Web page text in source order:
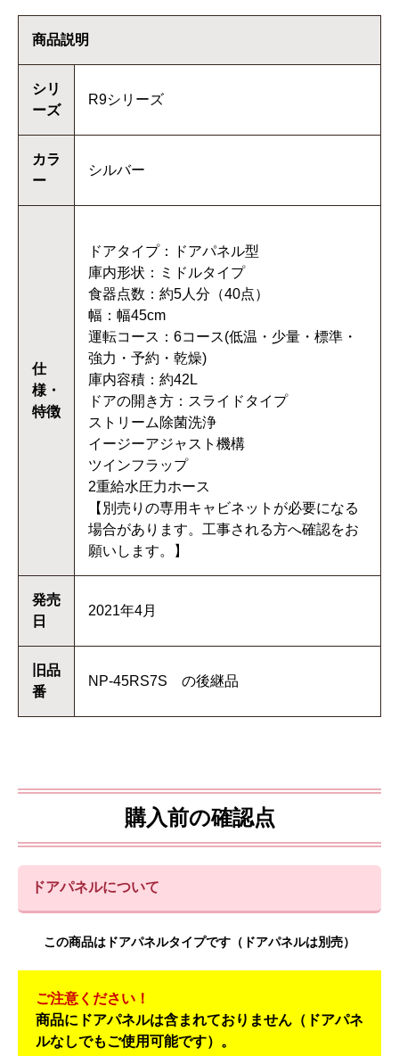
商品説明
シリ
ーズ
R9シリーズ
カラ
ー
シルバー
仕
様・
特徴
ドアタイプ：ドアパネル型
庫内形状：ミドルタイプ
食器点数：約5人分（40点）
幅：幅45cm
運転コース：6コース(低温・少量・標準・
強力・予約・乾燥)
庫内容積：約42L
ドアの開き方：スライドタイプ
ストリーム除菌洗浄
イージーアジャスト機構
ツインフラップ
2重給水圧力ホース
【別売りの専用キャビネットが必要になる
場合があります。工事される方へ確認をお
願いします。】
発売
日
2021年4月
旧品
番
NP-45RS7S の後継品
購入前の確認点
ドアパネルについて
この商品はドアパネルタイプです（ドアパネルは別売）
ご注意ください！
商品にドアパネルは含まれておりません（ドアパネ
ルなしでもご使用可能です）。